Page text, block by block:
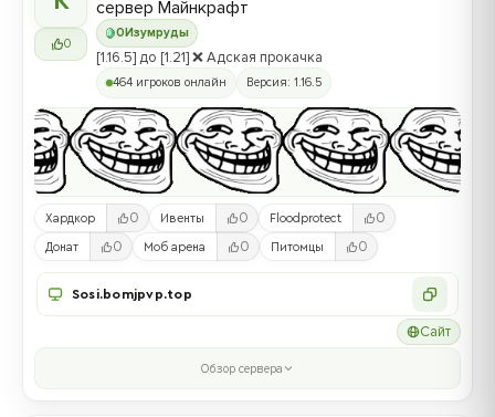
0
0 Изумруды
сервер Майнкрафт
[1.16.5] до [1.21] ❌ Адская прокачка
464 игроков онлайн Версия: 1.16.5
Хардкор 0 Ивенты 0 Floodprotect 0
Донат 0 Моб арена 0 Питомцы 0
Sosi.bomjpvp.top
Сайт
Обзор сервера